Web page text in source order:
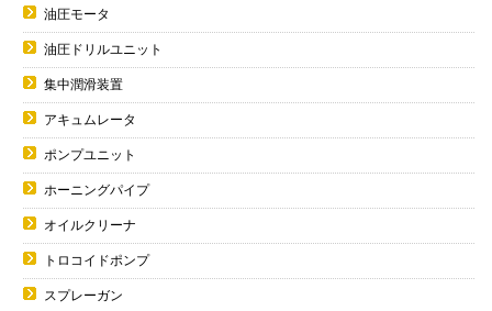
油圧モータ
油圧ドリルユニット
集中潤滑装置
アキュムレータ
ポンプユニット
ホーニングパイプ
オイルクリーナ
トロコイドポンプ
スプレーガン